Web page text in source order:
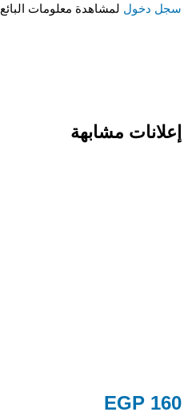
سجل دخول لمشاهدة معلومات البائع
إعلانات مشابهة
EGP 160